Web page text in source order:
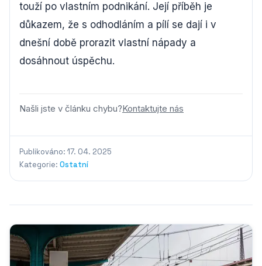
touží po vlastním podnikání. Její příběh je
důkazem, že s odhodláním a pílí se dají i v
dnešní době prorazit vlastní nápady a
dosáhnout úspěchu.
Našli jste v článku chybu?Kontaktujte nás
Publikováno: 17. 04. 2025
Kategorie: Ostatní